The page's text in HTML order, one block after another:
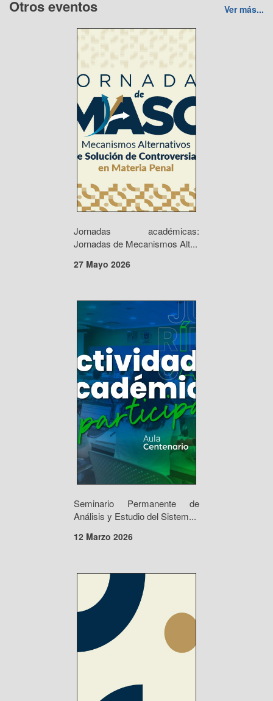
Otros eventos Ver más...
Jornadas académicas:
Jornadas de Mecanismos Alt...
27 Mayo 2026
Seminario Permanente de
Análisis y Estudio del Sistem...
12 Marzo 2026